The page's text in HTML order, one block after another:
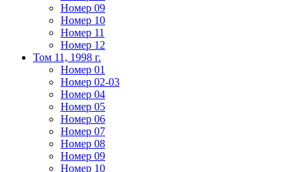
Номер 09
Номер 10
Номер 11
Номер 12
Том 11, 1998 г.
Номер 01
Номер 02-03
Номер 04
Номер 05
Номер 06
Номер 07
Номер 08
Номер 09
Номер 10